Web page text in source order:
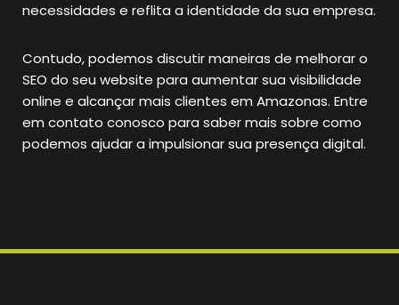
necessidades e reflita a identidade da sua empresa.
Contudo, podemos discutir maneiras de melhorar o
SEO do seu website para aumentar sua visibilidade
online e alcançar mais clientes em Amazonas. Entre
em contato conosco para saber mais sobre como
podemos ajudar a impulsionar sua presença digital.